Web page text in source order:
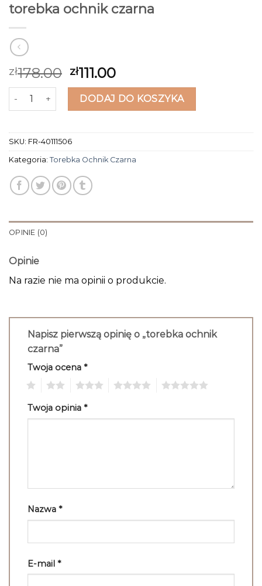
torebka ochnik czarna
zł178.00 zł111.00
ilość torebka ochnik czarnaDODAJ DO KOSZYKA
SKU: FR-40111506
Kategoria: Torebka Ochnik Czarna
OPINIE (0)
Opinie
Na razie nie ma opinii o produkcie.
Napisz pierwszą opinię o „torebka ochnik
czarna”
Twoja ocena *
Twoja opinia *
Nazwa *
E-mail *